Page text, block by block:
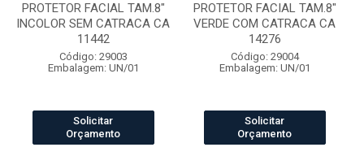
PROTETOR FACIAL TAM.8"
INCOLOR SEM CATRACA CA
11442
Código: 29003
Embalagem: UN/01
Solicitar
Orçamento
PROTETOR FACIAL TAM.8"
VERDE COM CATRACA CA
14276
Código: 29004
Embalagem: UN/01
Solicitar
Orçamento